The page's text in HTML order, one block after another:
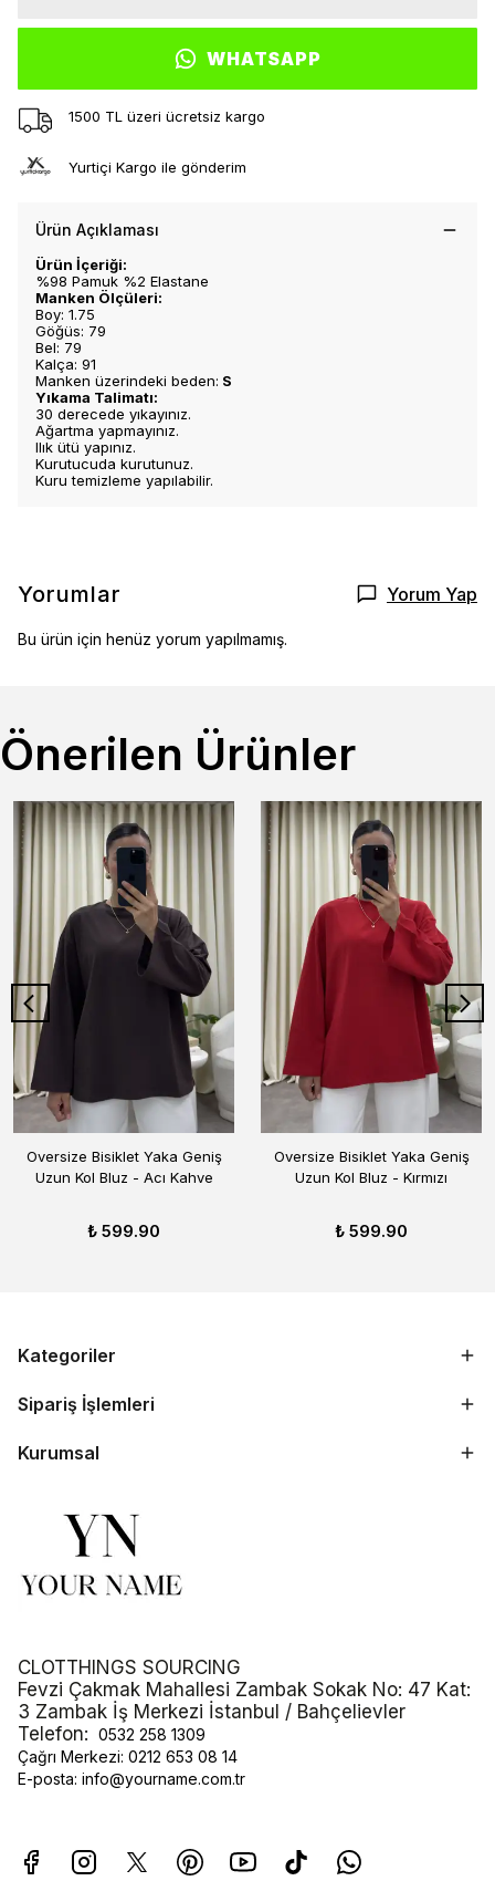
WHATSAPP
1500 TL üzeri ücretsiz kargo
Yurtiçi Kargo ile gönderim
Ürün Açıklaması
Ürün İçeriği:
%98 Pamuk %2 Elastane
Manken Ölçüleri:
Boy: 1.75
Göğüs: 79
Bel: 79
Kalça: 91
Manken üzerindeki beden: S
Yıkama Talimatı:
30 derecede yıkayınız.
Ağartma yapmayınız.
Ilık ütü yapınız.
Kurutucuda kurutunuz.
Kuru temizleme yapılabilir.
Yorumlar Yorum Yap
Bu ürün için henüz yorum yapılmamış.
Önerilen Ürünler
Oversize Bisiklet Yaka Geniş
Uzun Kol Bluz - Acı Kahve
₺ 599.90
Oversize Bisiklet Yaka Geniş
Uzun Kol Bluz - Kırmızı
₺ 599.90
Kategoriler
Sipariş İşlemleri
Kurumsal
CLOTTHINGS SOURCING
Fevzi Çakmak Mahallesi Zambak Sokak No: 47 Kat:
3 Zambak İş Merkezi İstanbul / Bahçelievler
Telefon: 0532 258 1309
Çağrı Merkezi: 0212 653 08 14
E-posta: info@yourname.com.tr